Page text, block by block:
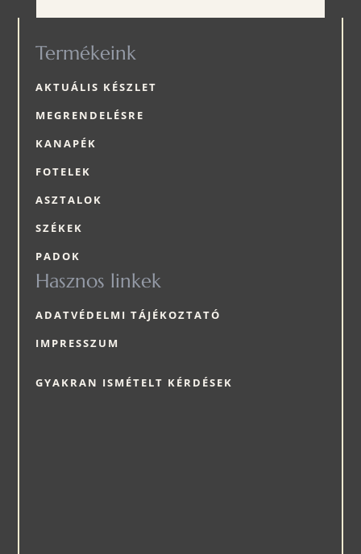
Termékeink
AKTUÁLIS KÉSZLET
MEGRENDELÉSRE
KANAPÉK
FOTELEK
ASZTALOK
SZÉKEK
PADOK
Hasznos linkek
ADATVÉDELMI TÁJÉKOZTATÓ
IMPRESSZUM
GYAKRAN ISMÉTELT KÉRDÉSEK